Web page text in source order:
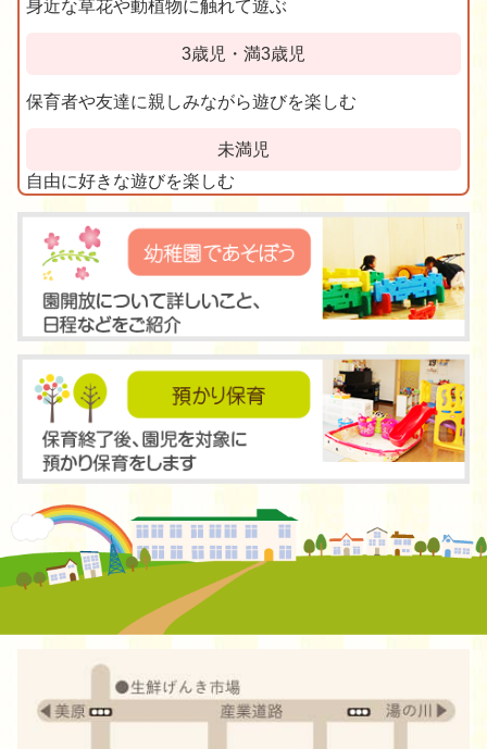
身近な草花や動植物に触れて遊ぶ
3歳児・満3歳児
保育者や友達に親しみながら遊びを楽しむ
未満児
自由に好きな遊びを楽しむ